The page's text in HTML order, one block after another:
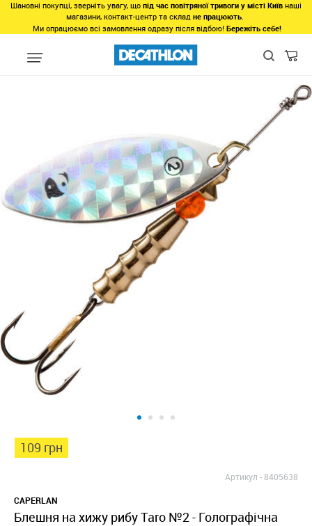
Шановні покупці, зверніть увагу, що під час повітряної тривоги у місті Київ наші
магазини, контакт-центр та склад не працюють.
Ми опрацюємо всі замовлення одразу після відбою! Бережіть себе!
unlinked Taro №2 -
109 грн
Артикул -8405638
CAPERLAN
Блешня на хижу рибу Taro №2 - Голографічна